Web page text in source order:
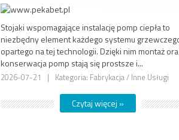
Stojaki wspomagające instalację pomp ciepła to
niezbędny element każdego systemu
opartego na tej technologii. Dzięki nim montaż
konserwacja pomp stają się prostsze i...
2026-07-21 | Kategoria: Fabrykacja / Inne Usługi
Czytaj więcej »